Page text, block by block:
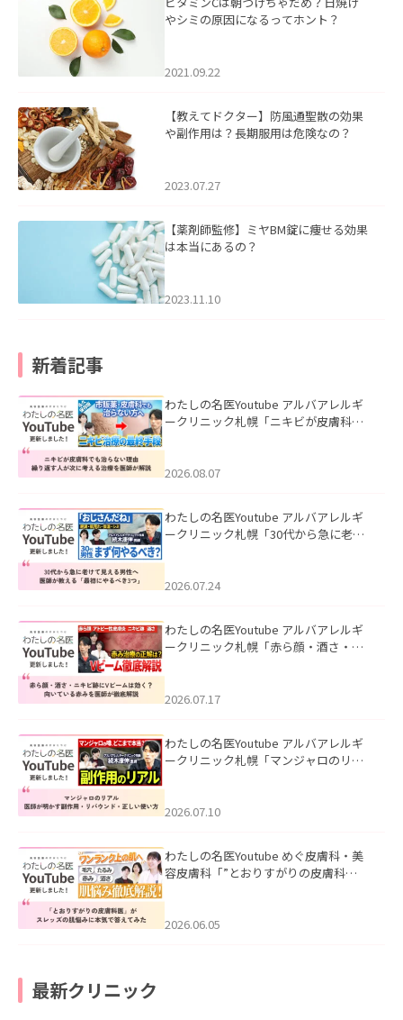
やシミの原因になるってホント？
2021.09.22
【教えてドクター】防風通聖散の効果
や副作用は？長期服用は危険なの？
2023.07.27
【薬剤師監修】ミヤBM錠に痩せる効果
は本当にあるの？
2023.11.10
新着記事
わたしの名医Youtube アルバアレルギ
ークリニック札幌「ニキビが皮膚科で
ました。
2026.08.07
わたしの名医Youtube アルバアレルギ
ークリニック札幌「30代から急に老け
た。
2026.07.24
わたしの名医Youtube アルバアレルギ
ークリニック札幌「赤ら顔・酒さ・ニ
した。
2026.07.17
わたしの名医Youtube アルバアレルギ
ークリニック札幌「マンジャロのリア
た。
2026.07.10
わたしの名医Youtube めぐ皮膚科・美
容皮膚科「”とおりすがりの皮膚科
2026.06.05
最新クリニック